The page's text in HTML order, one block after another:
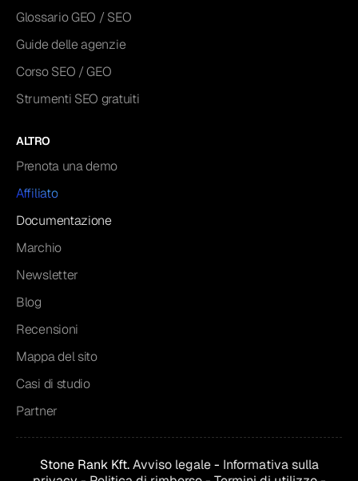
Glossario GEO / SEO
Guide delle agenzie
Corso SEO / GEO
Strumenti SEO gratuiti
ALTRO
Prenota una demo
Affiliato
Documentazione
Marchio
Newsletter
Blog
Recensioni
Mappa del sito
Casi di studio
Partner
Stone Rank Kft.Avviso legale- Informativa sulla